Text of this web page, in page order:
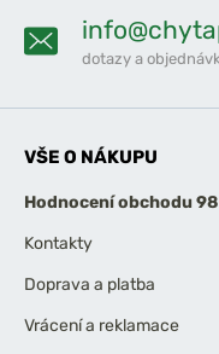
dotazy a
VŠE O NÁKUPU
Hodnocení obchodu 98
Kontakty
Doprava a platba
Vrácení a reklamace